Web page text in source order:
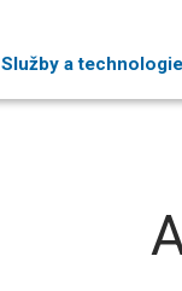
Služby a technologie